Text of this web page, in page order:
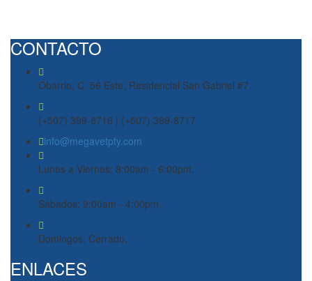
CONTACTO
Obarrio, C. 56 Este, Residencial San Gabriel #7.
(+507) 399-8716 | (+507) 399-8717
info@megavetpty.com
Lunes a Viernes: 8:00am - 6:00pm.
Sábados: 9:00am - 4:00pm.
Domingos: Cerrado.
ENLACES